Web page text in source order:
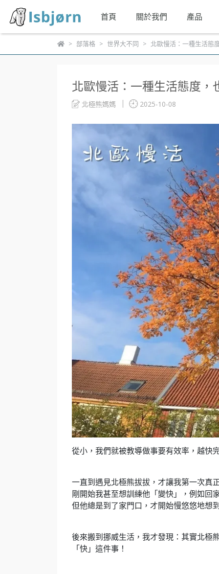
首頁 關於我們 產品
部落格 世界大不同 北歐慢活：一種生活態
北歐慢活：一種生活態度，
北極熊媽媽 2025-10-08
從小，我們就被教導做事要有效率，越快
一直到遇見北極熊拔拔，才讓我第一次真
剛開始我甚至想訓練他「變快」，例如回
但他總是到了家門口，才開始慢悠悠地想
後來搬到挪威生活，我才發現：其實北極
「快」這件事！